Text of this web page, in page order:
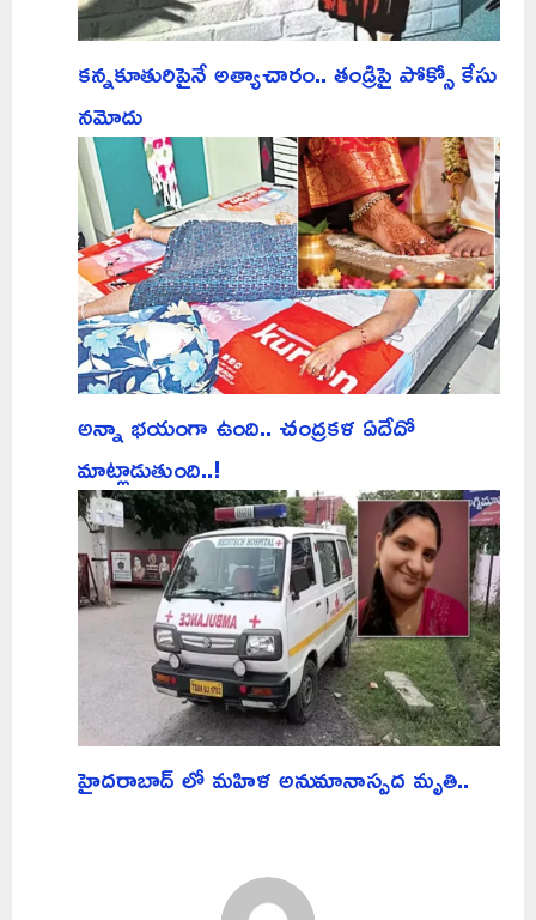
కన్నకూతురిపైనే అత్యాచారం.. తండ్రిపై పోక్సో కేసు
నమోదు
అన్నా భయంగా ఉంది.. చంద్రకళ ఏదేదో
మాట్లాడుతుంది..!
హైదరాబాద్ లో మహిళ అనుమానాస్పద మృతి..